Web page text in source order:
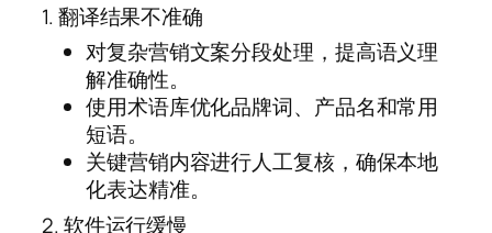
1. 翻译结果不准确
对复杂营销文案分段处理，提高语义理
解准确性。
使用术语库优化品牌词、产品名和常用
短语。
关键营销内容进行人工复核，确保本地
化表达精准。
2. 软件运行缓慢